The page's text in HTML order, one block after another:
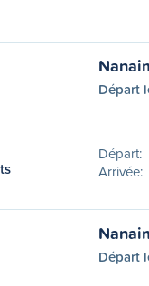
Départ
Départ:
Arrivée:
Départ